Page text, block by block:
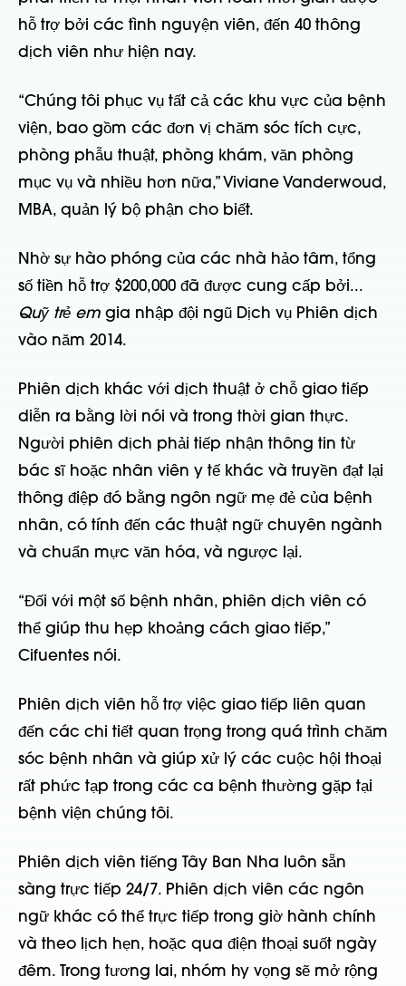
hỗ trợ bởi các tình nguyện viên, đến 40 thông
dịch viên như hiện nay.
“Chúng tôi phục vụ tất cả các khu vực của bệnh
viện, bao gồm các đơn vị chăm sóc tích cực,
phòng phẫu thuật, phòng khám, văn phòng
mục vụ và nhiều hơn nữa,” Viviane Vanderwoud,
MBA, quản lý bộ phận cho biết.
Nhờ sự hào phóng của các nhà hảo tâm, tổng
số tiền hỗ trợ $200,000 đã được cung cấp bởi...
Quỹ trẻ em gia nhập đội ngũ Dịch vụ Phiên dịch
vào năm 2014.
Phiên dịch khác với dịch thuật ở chỗ giao tiếp
diễn ra bằng lời nói và trong thời gian thực.
Người phiên dịch phải tiếp nhận thông tin từ
bác sĩ hoặc nhân viên y tế khác và truyền đạt lại
thông điệp đó bằng ngôn ngữ mẹ đẻ của bệnh
nhân, có tính đến các thuật ngữ chuyên ngành
và chuẩn mực văn hóa, và ngược lại.
“Đối với một số bệnh nhân, phiên dịch viên có
thể giúp thu hẹp khoảng cách giao tiếp,”
Cifuentes nói.
Phiên dịch viên hỗ trợ việc giao tiếp liên quan
đến các chi tiết quan trọng trong quá trình chăm
sóc bệnh nhân và giúp xử lý các cuộc hội thoại
rất phức tạp trong các ca bệnh thường gặp tại
bệnh viện chúng tôi.
Phiên dịch viên tiếng Tây Ban Nha luôn sẵn
sàng trực tiếp 24/7. Phiên dịch viên các ngôn
ngữ khác có thể trực tiếp trong giờ hành chính
và theo lịch hẹn, hoặc qua điện thoại suốt ngày
đêm. Trong tương lai, nhóm hy vọng sẽ mở rộng